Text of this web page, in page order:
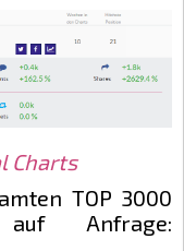
Charts
TOP 3000
Anfrage: